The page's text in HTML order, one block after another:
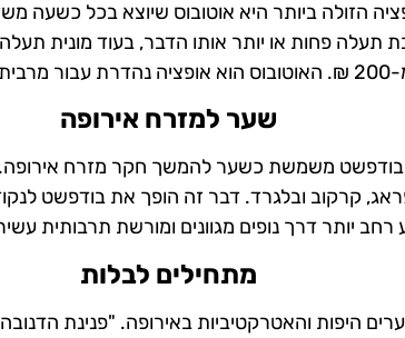
הזולה ביותר היא אוטובוס שיוצא בכל כשעה
נהדרת עבור מרבית האנשים.
שער למזרח אירופה
משמשת כשער להמשך חקר מזרח אירופה.
קרקוב ובלגרד. דבר זה הופך את בודפשט
יותר דרך נופים מגוונים ומורשת תרבותית
מתחילים לבלות
היפות והאטרקטיביות באירופה. "פנינת